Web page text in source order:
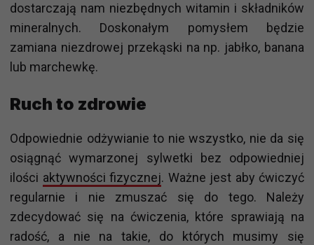
dostarczają nam niezbędnych witamin i składników
mineralnych. Doskonałym pomysłem będzie
zamiana niezdrowej przekąski na np. jabłko, banana
lub marchewkę.
Ruch to zdrowie
Odpowiednie odżywianie to nie wszystko, nie da się
osiągnąć wymarzonej sylwetki bez odpowiedniej
ilości aktywności fizycznej. Ważne jest aby ćwiczyć
regularnie i nie zmuszać się do tego. Należy
zdecydować się na ćwiczenia, które sprawiają na
radość, a nie na takie, do których musimy się